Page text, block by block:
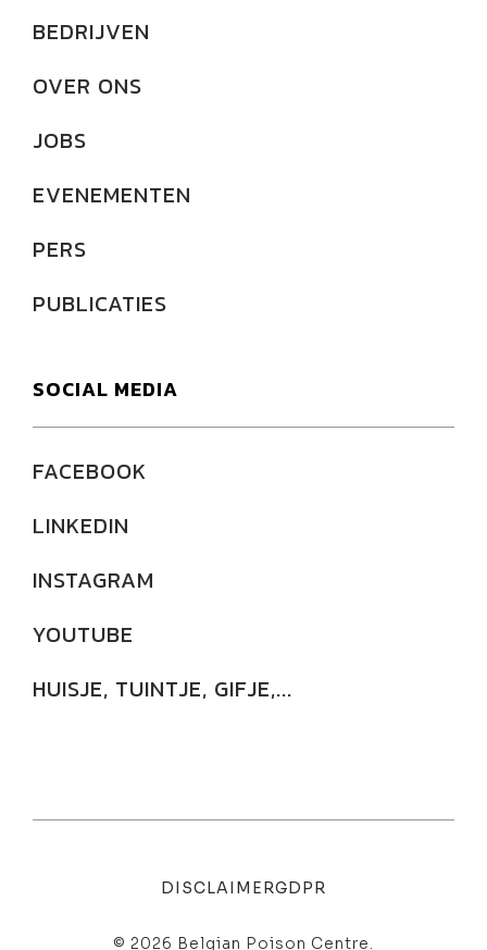
BEDRIJVEN
OVER ONS
JOBS
EVENEMENTEN
PERS
PUBLICATIES
SOCIAL MEDIA
FACEBOOK
LINKEDIN
INSTAGRAM
YOUTUBE
HUISJE, TUINTJE, GIFJE,...
DISCLAIMERGDPR
© 2026 Belgian Poison Centre.